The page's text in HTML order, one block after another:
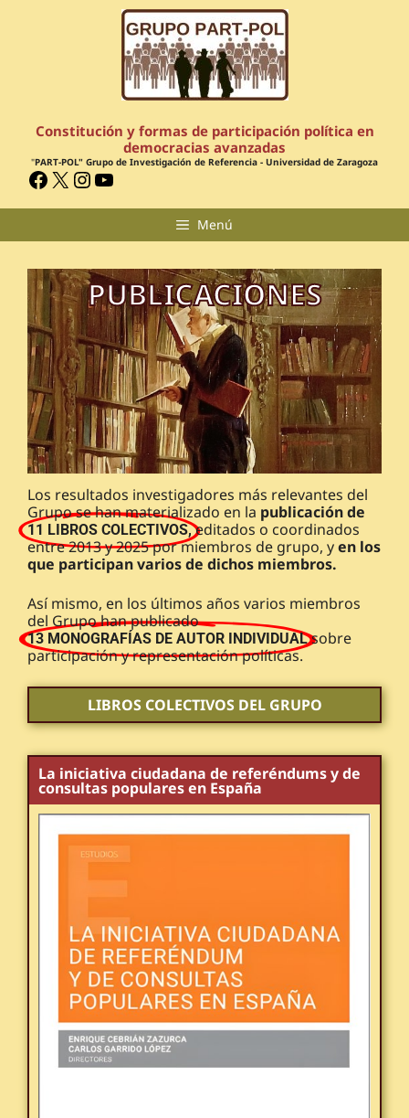
Constitución y formas de participación política en
democracias avanzadas
"PART-POL" Grupo de Investigación de Referencia - Universidad de Zaragoza
Menú
PUBLICACIONES
Los resultados investigadores más relevantes del
Grupo se han materializado en la publicación de
11 LIBROS COLECTIVOS, editados o coordinados
entre 2013 y 2025 por miembros de grupo, yen los
que participan varios de dichos miembros.
Así mismo, en los últimos años varios miembros
del Grupo han publicado
13 MONOGRAFÍAS DE AUTOR INDIVIDUAL sobre
participación y representación políticas.
LIBROS COLECTIVOS DEL GRUPO
La iniciativa ciudadana de referéndums y de
consultas populares en España